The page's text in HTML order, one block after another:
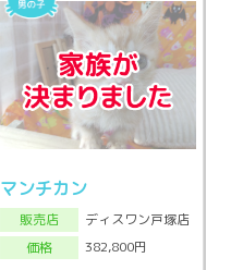
マンチカン
販売店
ディスワン戸塚店
価格
382,800円